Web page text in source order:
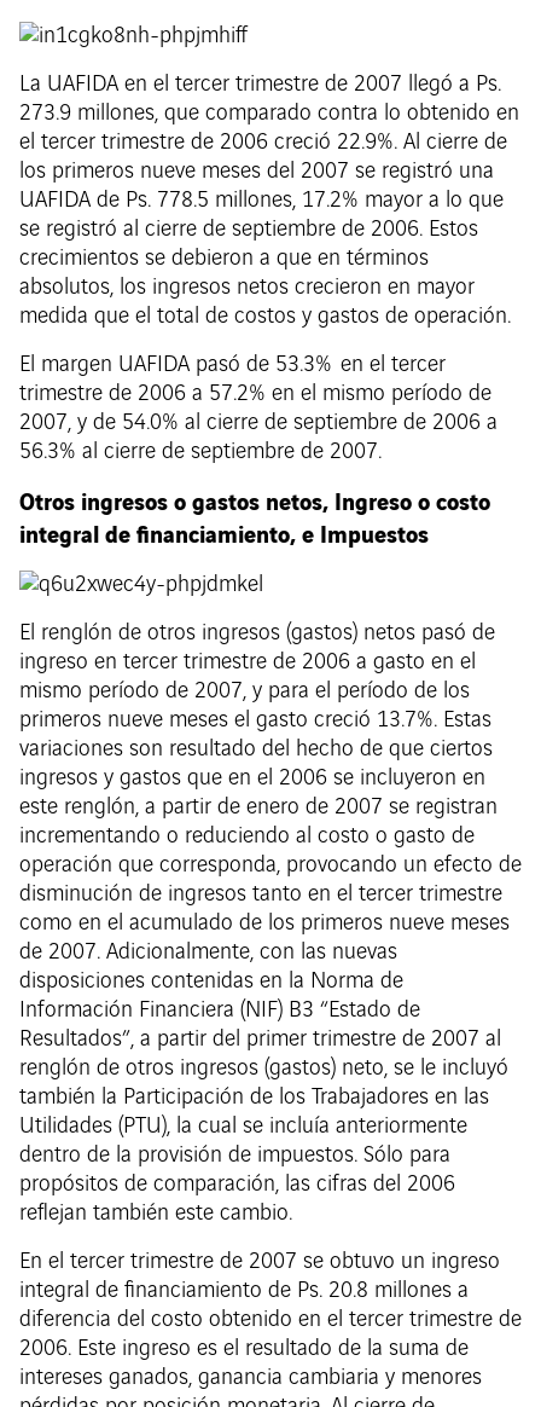
La UAFIDA en el tercer trimestre de 2007 llegó a Ps.
273.9 millones, que comparado contra lo obtenido en
el tercer trimestre de 2006 creció 22.9%. Al cierre de
los primeros nueve meses del 2007 se registró una
UAFIDA de Ps. 778.5 millones, 17.2% mayor a lo que
se registró al cierre de septiembre de 2006. Estos
crecimientos se debieron a que en términos
absolutos, los ingresos netos crecieron en mayor
medida que el total de costos y gastos de operación.
El margen UAFIDA pasó de 53.3% en el tercer
trimestre de 2006 a 57.2% en el mismo período de
2007, y de 54.0% al cierre de septiembre de 2006 a
56.3% al cierre de septiembre de 2007.
Otros ingresos o gastos netos, Ingreso o costo
integral de financiamiento, e Impuestos
El renglón de otros ingresos (gastos) netos pasó de
ingreso en tercer trimestre de 2006 a gasto en el
mismo período de 2007, y para el período de los
primeros nueve meses el gasto creció 13.7%. Estas
variaciones son resultado del hecho de que ciertos
ingresos y gastos que en el 2006 se incluyeron en
este renglón, a partir de enero de 2007 se registran
incrementando o reduciendo al costo o gasto de
operación que corresponda, provocando un efecto de
disminución de ingresos tanto en el tercer trimestre
como en el acumulado de los primeros nueve meses
de 2007. Adicionalmente, con las nuevas
disposiciones contenidas en la Norma de
Información Financiera (NIF) B3 “Estado de
Resultados”, a partir del primer trimestre de 2007 al
renglón de otros ingresos (gastos) neto, se le incluyó
también la Participación de los Trabajadores en las
Utilidades (PTU), la cual se incluía anteriormente
dentro de la provisión de impuestos. Sólo para
propósitos de comparación, las cifras del 2006
reflejan también este cambio.
En el tercer trimestre de 2007 se obtuvo un ingreso
integral de financiamiento de Ps. 20.8 millones a
diferencia del costo obtenido en el tercer trimestre de
2006. Este ingreso es el resultado de la suma de
intereses ganados, ganancia cambiaria y menores